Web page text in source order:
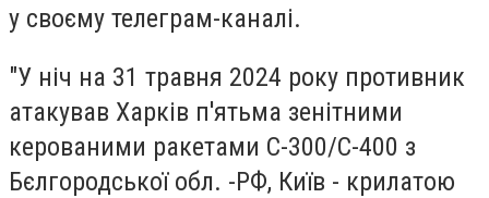
у своєму телеграм-каналі.
"У ніч на 31 травня 2024 року противник
атакував Харків п'ятьма зенітними
керованими ракетами С-300/С-400 з
Бєлгородської обл. -РФ, Київ - крилатою